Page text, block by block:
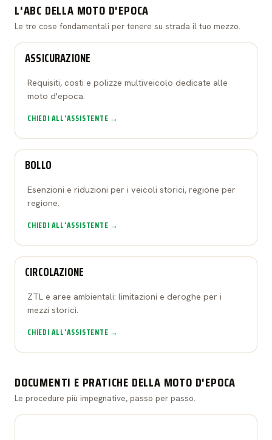
L'ABC DELLA MOTO D'EPOCA
Le tre cose fondamentali per tenere su strada il tuo mezzo.
ASSICURAZIONE
Requisiti, costi e polizze multiveicolo dedicate alle
moto d'epoca.
CHIEDI ALL'ASSISTENTE →
BOLLO
Esenzioni e riduzioni per i veicoli storici, regione per
regione.
CHIEDI ALL'ASSISTENTE →
CIRCOLAZIONE
ZTL e aree ambientali: limitazioni e deroghe per i
mezzi storici.
CHIEDI ALL'ASSISTENTE →
DOCUMENTI E PRATICHE DELLA MOTO D'EPOCA
Le procedure più impegnative, passo per passo.